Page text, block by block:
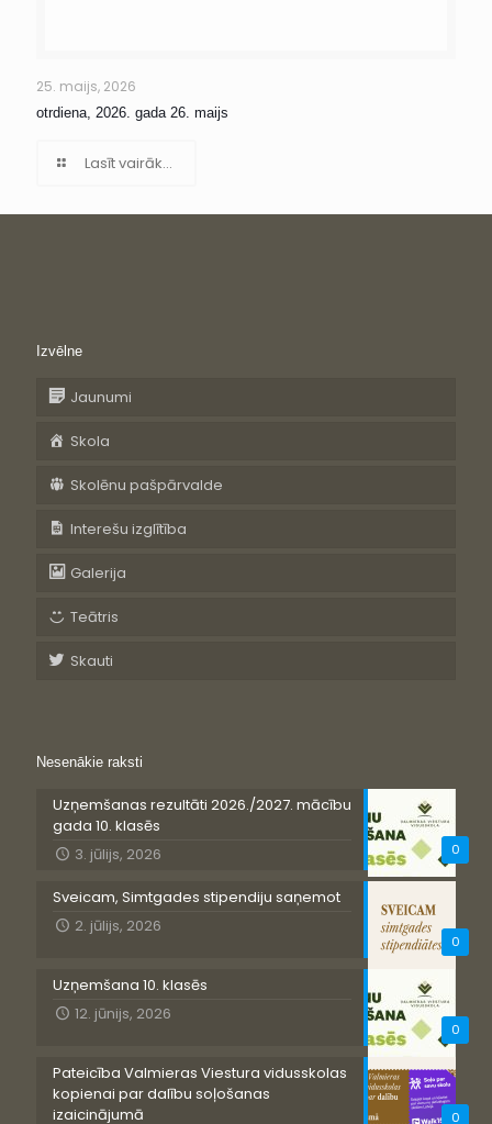
25. maijs, 2026
otrdiena, 2026. gada 26. maijs
Lasīt vairāk...
Izvēlne
Jaunumi
Skola
Skolēnu pašpārvalde
Interešu izglītība
Galerija
Teātris
Skauti
Nesenākie raksti
0
Uzņemšanas rezultāti 2026./2027. mācību
gada 10. klasēs
3. jūlijs, 2026
0
Sveicam, Simtgades stipendiju saņemot
2. jūlijs, 2026
0
Uzņemšana 10. klasēs
12. jūnijs, 2026
0
Pateicība Valmieras Viestura vidusskolas
kopienai par dalību soļošanas
izaicinājumā